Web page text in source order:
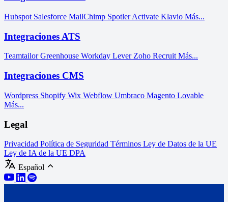
Hubspot Salesforce MailChimp Spotler Activate Klavio Más...
Integraciones ATS
TeamtailorGreenhouse Workday Lever Zoho Recruit Más...
Integraciones CMS
Wordpress Shopify Wix Webflow Umbraco Magento Lovable
Más...
Legal
Privacidad Política de Seguridad Términos Ley de Datos de la UE
Ley de IA de la UE DPA
Español